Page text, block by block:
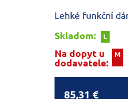
Lehké funkční
Skladom:
L
Na dopyt u
dodavatele:
M
85,31 €